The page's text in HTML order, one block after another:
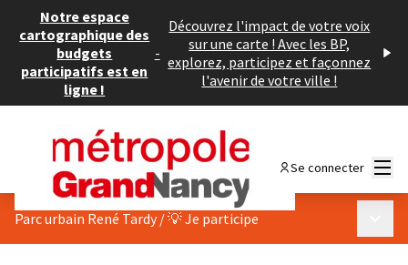
Notre espace
cartographique des
budgets
participatifs est en
ligne !
-
Découvrez l'impact de votre voix
sur une carte ! Avec les BP,
explorez, participez et façonnez
l'avenir de votre ville !
Se connecter
Parc urbain René Tardy /💡 Je participe